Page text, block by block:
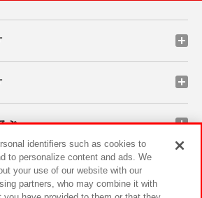
ぶ
ーン
identifiers such as cookies to
to personalize content and ads. We
your use of our website with our
partners, who may combine it with